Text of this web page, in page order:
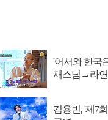
'어서와 한국
재스님→라연
김용빈, '제7